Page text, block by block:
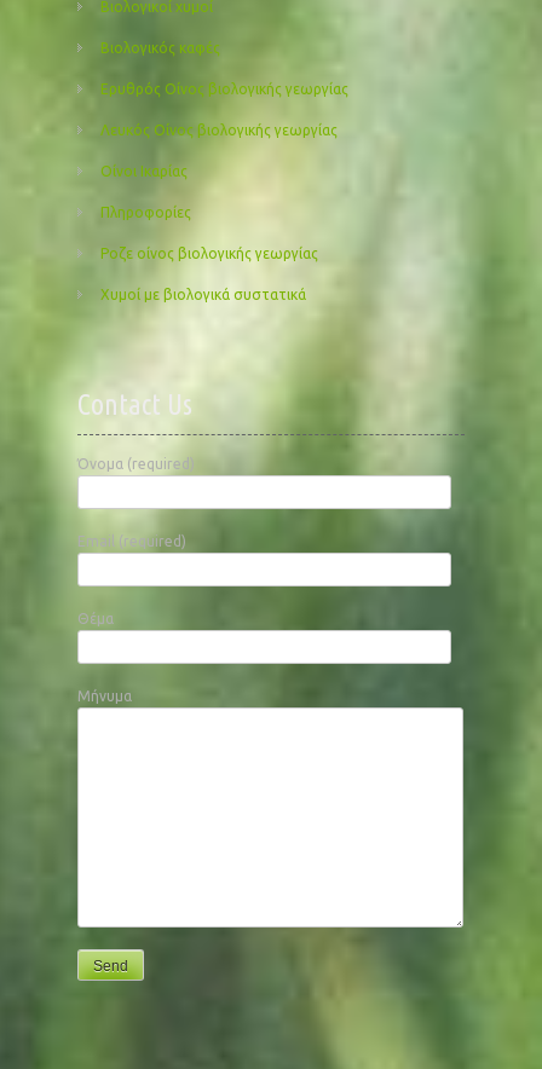
Βιολογικοί χυμοί
Βιολογικός καφές
Ερυθρός Οίνος βιολογικής γεωργίας
Λευκός Οίνος βιολογικής γεωργίας
Οίνοι Ικαρίας
Πληροφορίες
Ροζε οίνος βιολογικής γεωργίας
Χυμοί με βιολογικά συστατικά
Contact Us
Όνομα (required)
Email (required)
Θέμα
Μήνυμα